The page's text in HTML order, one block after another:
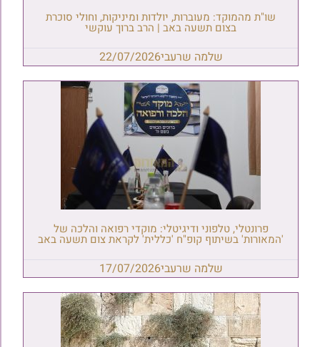
שו"ת מהמוקד: מעוברות, יולדות ומיניקות, וחולי סוכרת
בצום תשעה באב | הרב ברוך עוקשי
שלמה שרעבי22/07/2026
פרונטלי, טלפוני ודיגיטלי: מוקדי רפואה והלכה של
'המאורות' בשיתוף קופ"ח 'כללית' לקראת צום תשעה באב
שלמה שרעבי17/07/2026